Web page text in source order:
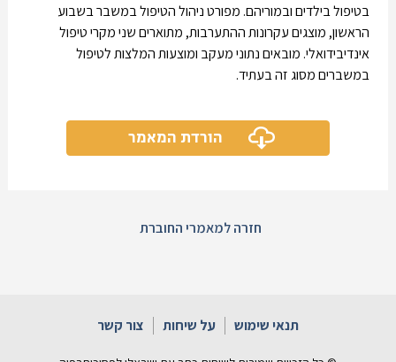
בטיפול בילדים ובמוריהם. מפורט ניהול הטיפול במשבר בשבוע
הראשון, מוצגים עקרונות ההתערבות, מתוארים שני מקרי טיפול
אינדיבידואלי. מובאים נתוני מעקב ומוצעות המלצות לטיפול
במשברים מסוג זה בעתיד.
הורדת המאמר
חזרה למאמרי החוברת
תנאי שימוש על שיחות צור קשר